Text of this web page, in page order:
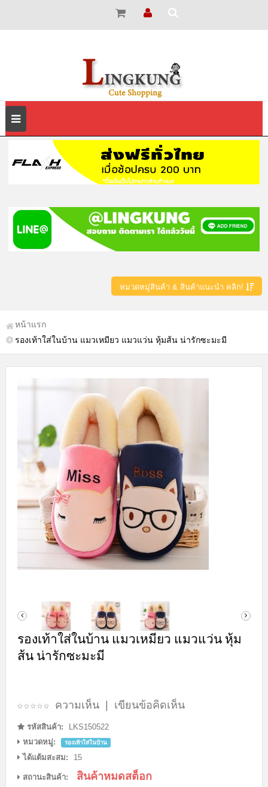
หมวดหมู่สินค้า & สินค้าแนะนำ คลิก!
หน้าแรก
รองเท้าใส่ในบ้าน แมวเหมียว แมวแว่น หุ้มส้น น่ารักซะมะมี
รองเท้าใส่ในบ้าน แมวเหมียว แมวแว่น หุ้ม
ส้น น่ารักซะมะมี
ความเห็น | เขียนข้อคิดเห็น
รหัสสินค้า:
LKS150522
หมวดหมู่:
รองเท้าใส่ในบ้าน
ได้แต้มสะสม: 15
สถานะสินค้า: สินค้าหมดสต็อก